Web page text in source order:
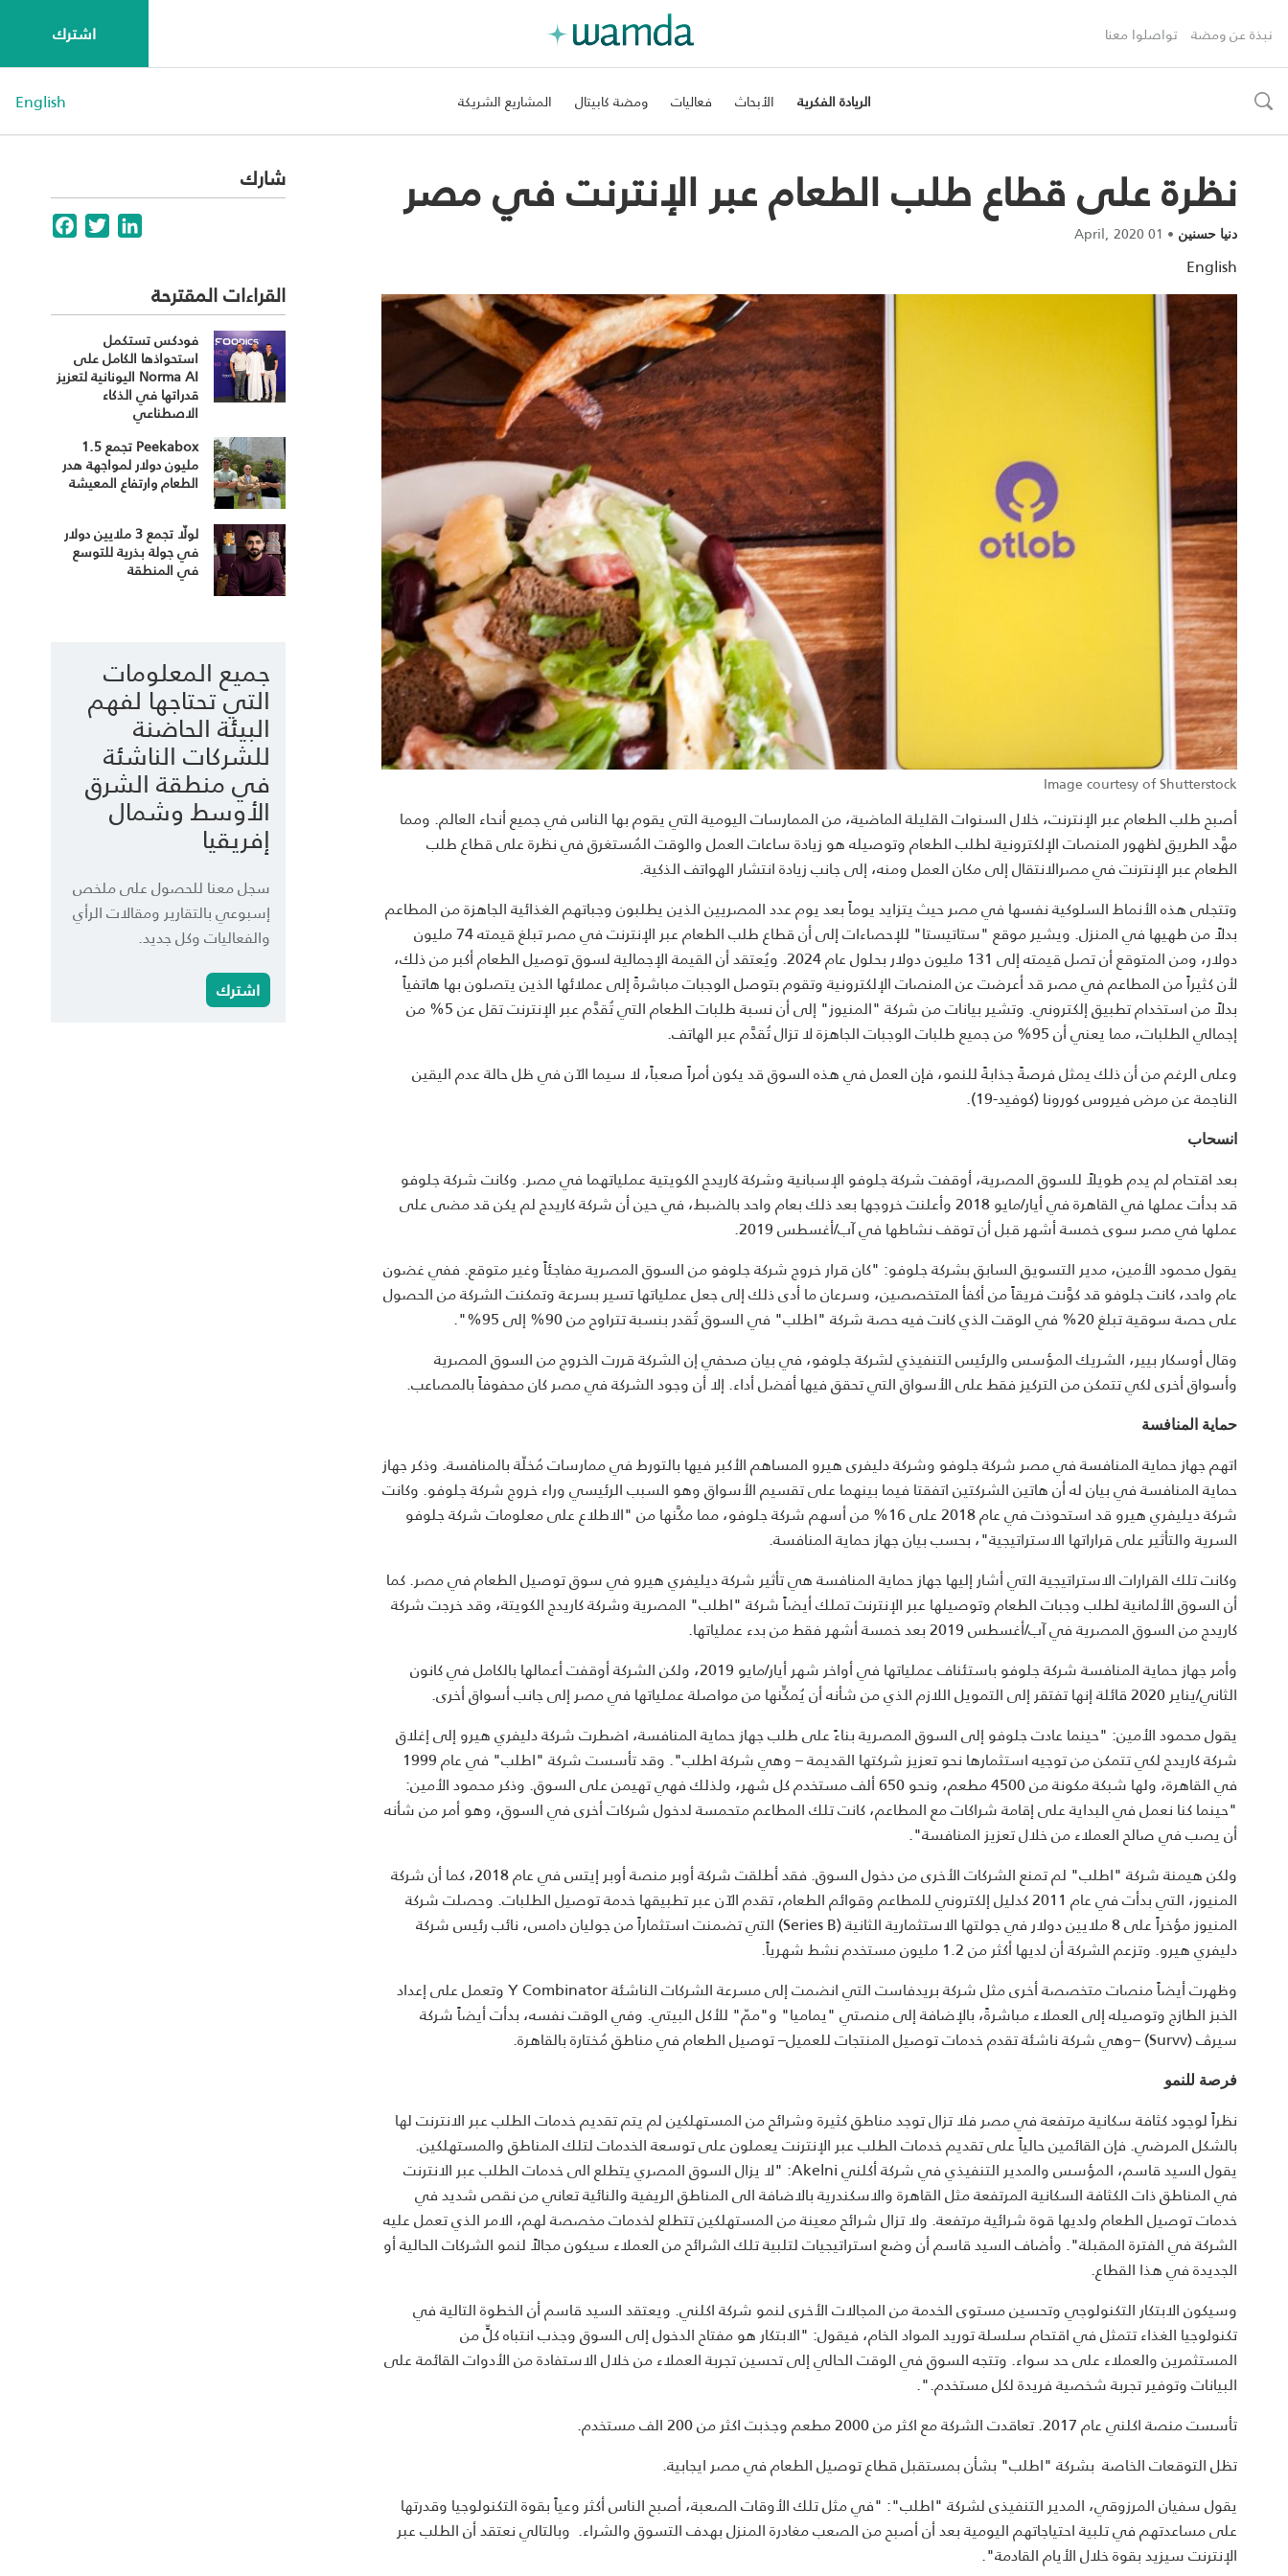
نبذة عن ومضة تواصلوا معنا اشترك
toggle
الريادة الفكرية الأبحاث فعاليات ومضة كابيتال المشاريع الشريكة English
نظرة على قطاع طلب الطعام عبر الإنترنت في مصر
دنيا حسنين •
01 April, 2020
English
Image courtesy of Shutterstock
أصبح طلب الطعام عبر الإنترنت، خلال السنوات القليلة الماضية، من الممارسات اليومية التي يقوم بها الناس في جميع أنحاء العالم. ومما
مهَّد الطريق لظهور المنصات الإلكترونية لطلب الطعام وتوصيله هو زيادة ساعات العمل والوقت المُستغرق في نظرة على قطاع طلب
الطعام عبر الإنترنت في مصرالانتقال إلى مكان العمل ومنه، إلى جانب زيادة انتشار الهواتف الذكية.
وتتجلى هذه الأنماط السلوكية نفسها في مصر حيث يتزايد يوماً بعد يوم عدد المصريين الذين يطلبون وجباتهم الغذائية الجاهزة من المطاعم
بدلاً من طهيها في المنزل. ويشير موقع "ستاتيستا" للإحصاءات إلى أن قطاع طلب الطعام عبر الإنترنت في مصر تبلغ قيمته 74 مليون
دولار، ومن المتوقع أن تصل قيمته إلى 131 مليون دولار بحلول عام 2024. ويُعتقد أن القيمة الإجمالية لسوق توصيل الطعام أكبر من ذلك،
لأن كثيراً من المطاعم في مصر قد أعرضت عن المنصات الإلكترونية وتقوم بتوصل الوجبات مباشرةً إلى عملائها الذين يتصلون بها هاتفياً
بدلاً من استخدام تطبيق إلكتروني. وتشير بيانات من شركة "المنيوز" إلى أن نسبة طلبات الطعام التي تُقدَّم عبر الإنترنت تقل عن 5% من
إجمالي الطلبات، مما يعني أن 95% من جميع طلبات الوجبات الجاهزة لا تزال تُقدَّم عبر الهاتف.
وعلى الرغم من أن ذلك يمثل فرصةً جذابةً للنمو، فإن العمل في هذه السوق قد يكون أمراً صعباً، لا سيما الآن في ظل حالة عدم اليقين
الناجمة عن مرض فيروس كورونا (كوفيد-19).
انسحاب
بعد اقتحام لم يدم طويلاً للسوق المصرية، أوقفت شركة جلوفو الإسبانية وشركة كاريدج الكويتية عملياتهما في مصر. وكانت شركة جلوفو
قد بدأت عملها في القاهرة في أيار/مايو 2018 وأعلنت خروجها بعد ذلك بعام واحد بالضبط، في حين أن شركة كاريدج لم يكن قد مضى على
عملها في مصر سوى خمسة أشهر قبل أن توقف نشاطها في آب/أغسطس 2019.
يقول محمود الأمين، مدير التسويق السابق بشركة جلوفو: "كان قرار خروج شركة جلوفو من السوق المصرية مفاجئاً وغير متوقع. ففي غضون
عام واحد، كانت جلوفو قد كوَّنت فريقاً من أكفأ المتخصصين، وسرعان ما أدى ذلك إلى جعل عملياتها تسير بسرعة وتمكنت الشركة من الحصول
على حصة سوقية تبلغ 20% في الوقت الذي كانت فيه حصة شركة "اطلب" في السوق تُقدر بنسبة تتراوح من 90% إلى 95%".
وقال أوسكار بيير، الشريك المؤسس والرئيس التنفيذي لشركة جلوفو، في بيان صحفي إن الشركة قررت الخروج من السوق المصرية
وأسواق أخرى لكي تتمكن من التركيز فقط على الأسواق التي تحقق فيها أفضل أداء. إلا أن وجود الشركة في مصر كان محفوفاً بالمصاعب.
حماية المنافسة
اتهم جهاز حماية المنافسة في مصر شركة جلوفو وشركة دليفرى هيرو المساهم الأكبر فيها بالتورط في ممارسات مُخلّة بالمنافسة. وذكر جهاز
حماية المنافسة في بيان له أن هاتين الشركتين اتفقتا فيما بينهما على تقسيم الأسواق وهو السبب الرئيسي وراء خروج شركة جلوفو. وكانت
شركة ديليفري هيرو قد استحوذت في عام 2018 على 16% من أسهم شركة جلوفو، مما مكَّنها من "الاطلاع على معلومات شركة جلوفو
السرية والتأثير على قراراتها الاستراتيجية"، بحسب بيان جهاز حماية المنافسة.
وكانت تلك القرارات الاستراتيجية التي أشار إليها جهاز حماية المنافسة هي تأثير شركة ديليفري هيرو في سوق توصيل الطعام في مصر. كما
أن السوق الألمانية لطلب وجبات الطعام وتوصيلها عبر الإنترنت تملك أيضاً شركة "اطلب" المصرية وشركة كاريدج الكويتة، وقد خرجت شركة
كاريدج من السوق المصرية في آب/أغسطس 2019 بعد خمسة أشهر فقط من بدء عملياتها.
وأمر جهاز حماية المنافسة شركة جلوفو باستئناف عملياتها في أواخر شهر أيار/مايو 2019، ولكن الشركة أوقفت أعمالها بالكامل في كانون
الثاني/يناير 2020 قائلة إنها تفتقر إلى التمويل اللازم الذي من شأنه أن يُمكِّنها من مواصلة عملياتها في مصر إلى جانب أسواق أخرى.
يقول محمود الأمين: "حينما عادت جلوفو إلى السوق المصرية بناءً على طلب جهاز حماية المنافسة، اضطرت شركة دليفري هيرو إلى إغلاق
شركة كاريدج لكي تتمكن من توجيه استثمارها نحو تعزيز شركتها القديمة – وهي شركة اطلب". وقد تأسست شركة "اطلب" في عام 1999
في القاهرة، ولها شبكة مكونة من 4500 مطعم، ونحو 650 ألف مستخدم كل شهر، ولذلك فهي تهيمن على السوق. وذكر محمود الأمين:
"حينما كنا نعمل في البداية على إقامة شراكات مع المطاعم، كانت تلك المطاعم متحمسة لدخول شركات أخرى في السوق، وهو أمر من شأنه
أن يصب في صالح العملاء من خلال تعزيز المنافسة".
ولكن هيمنة شركة "اطلب" لم تمنع الشركات الأخرى من دخول السوق. فقد أطلقت شركة أوبر منصة أوبر إيتس في عام 2018، كما أن شركة
المنيوز، التي بدأت في عام 2011 كدليل إلكتروني للمطاعم وقوائم الطعام، تقدم الآن عبر تطبيقها خدمة توصيل الطلبات. وحصلت شركة
المنيوز مؤخراً على 8 ملايين دولار في جولتها الاستثمارية الثانية (Series B) التي تضمنت استثماراً من جوليان دامس، نائب رئيس شركة
دليفري هيرو. وتزعم الشركة أن لديها أكثر من 1.2 مليون مستخدم نشط شهرياً.
وظهرت أيضاً منصات متخصصة أخرى مثل شركة بريدفاست التي انضمت إلى مسرعة الشركات الناشئة Y Combinator وتعمل على إعداد
الخبز الطازج وتوصيله إلى العملاء مباشرةً، بالإضافة إلى منصتي "يماميا" و"ممّ" للأكل البيتي. وفي الوقت نفسه، بدأت أيضاً شركة
سيرڤ (Survv) –وهي شركة ناشئة تقدم خدمات توصيل المنتجات للعميل– توصيل الطعام في مناطق مُختارة بالقاهرة.
فرصة للنمو
نظراً لوجود كثافة سكانية مرتفعة في مصر فلا تزال توجد مناطق كثيرة وشرائح من المستهلكين لم يتم تقديم خدمات الطلب عبر الانترنت لها
بالشكل المرضي. فإن القائمين حالياً على تقديم خدمات الطلب عبر الإنترنت يعملون على توسعة الخدمات لتلك المناطق والمستهلكين.
يقول السيد قاسم، المؤسس والمدير التنفيذي في شركة أكلني Akelni: "لا يزال السوق المصري يتطلع الى خدمات الطلب عبر الانترنت
في المناطق ذات الكثافة السكانية المرتفعة مثل القاهرة والاسكندرية بالاضافة الى المناطق الريفية والنائية تعاني من نقص شديد في
خدمات توصيل الطعام ولديها قوة شرائية مرتفعة. ولا تزال شرائح معينة من المستهلكين تتطلع لخدمات مخصصة لهم، الامر الذي تعمل عليه
الشركة في الفترة المقبلة". وأضاف السيد قاسم أن وضع استراتيجيات لتلبية تلك الشرائح من العملاء سيكون مجالاً لنمو الشركات الحالية أو
الجديدة في هذا القطاع.
وسيكون الابتكار التكنولوجي وتحسين مستوى الخدمة من المجالات الأخرى لنمو شركة اكلني. ويعتقد السيد قاسم أن الخطوة التالية في
تكنولوجيا الغذاء تتمثل في اقتحام سلسلة توريد المواد الخام، فيقول: "الابتكار هو مفتاح الدخول إلى السوق وجذب انتباه كلٍّ من
المستثمرين والعملاء على حد سواء. وتتجه السوق في الوقت الحالي إلى تحسين تجربة العملاء من خلال الاستفادة من الأدوات القائمة على
البيانات وتوفير تجربة شخصية فريدة لكل مستخدم.".
تأسست منصة اكلني عام 2017. تعاقدت الشركة مع اكثر من 2000 مطعم وجذبت اكثر من 200 الف مستخدم.
تظل التوقعات الخاصة بشركة "اطلب" بشأن بمستقبل قطاع توصيل الطعام في مصر ايجابية.
يقول سفيان المرزوقي، المدير التنفيذى لشركة "اطلب": "في مثل تلك الأوقات الصعبة، أصبح الناس أكثر وعياً بقوة التكنولوجيا وقدرتها
على مساعدتهم في تلبية احتياجاتهم اليومية بعد أن أصبح من الصعب مغادرة المنزل بهدف التسوق والشراء. وبالتالي نعتقد أن الطلب عبر
الإنترنت سيزيد بقوة خلال الأيام القادمة".
شارك
FacebookTwitterLinkedIn
القراءات المقترحة
فودكس تستكمل
استحواذها الكامل على
Norma AI اليونانية لتعزيز
قدراتها في الذكاء
الاصطناعي
Peekabox تجمع 1.5
مليون دولار لمواجهة هدر
الطعام وارتفاع المعيشة
لولّا تجمع 3 ملايين دولار
في جولة بذرية للتوسع
في المنطقة
جميع المعلومات
التي تحتاجها لفهم
البيئة الحاضنة
للشركات الناشئة
في منطقة الشرق
الأوسط وشمال
إفريقيا
سجل معنا للحصول على ملخص
إسبوعي بالتقارير ومقالات الرأي
والفعاليات وكل جديد.
اشترك